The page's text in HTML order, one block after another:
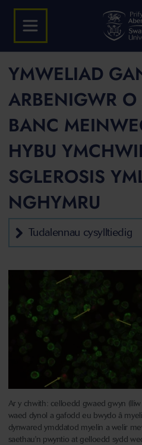
YMWELIAD
ARBENIGWR O
BANC
HYBU
SGLEROSIS
NGHYMRU
Tudalennau cysylltiedig
Ar y chwith: celloedd gwaed gwyn
waed dynol a gafodd eu bwydo â
dynwared ymddatod myelin a welir
saethau'n pwyntio at gelloedd sydd